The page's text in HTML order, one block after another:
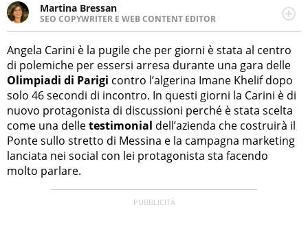
Martina Bressan
SEO COPYWRITER E WEB CONTENT EDITOR
Appassionata di viaggi, di trail running e di yoga, ama
scoprire nuovi posti e nuove culture. Curiosa,
determinata e intraprendente adora leggere ma
soprattutto scrivere.
Angela Carini è la pugile che per giorni è stata al centro
di polemiche per essersi arresa durante una gara delle
Olimpiadi di Parigi contro l’algerina Imane Khelif dopo
solo 46 secondi di incontro. In questi giorni la Carini è di
nuovo protagonista di discussioni perché è stata scelta
come una delletestimonial dell’azienda che costruirà il
Ponte sullo stretto di Messina e la campagna marketing
lanciata nei social con lei protagonista sta facendo
molto parlare.